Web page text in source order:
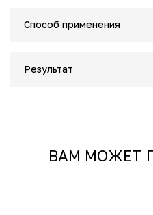
Способ применения
Результат
ВАМ МОЖЕТ